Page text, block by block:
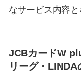
なサービス内容と
JCBカードW
リーグ・LINDA